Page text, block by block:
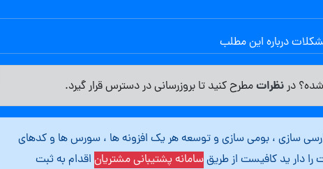
درباره این مطلب
درنظراتمطرح کنید تا بروزرسانی در دسترس قرار گیرد.
سازی ، بومی سازی و توسعه هر یک افزونه ها ، سورس ها و کدهای
دار ید کافیست از طریقسامانه پشتیبانی مشتریان اقدام به ثبت